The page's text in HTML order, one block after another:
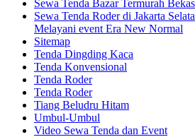
Sewa Tenda Bazar Termurah
Sewa Tenda Roder di Jakarta
Melayani event Era New Normal
Sitemap
Tenda Dingding Kaca
Tenda Konvensional
Tenda Roder
Tenda Roder
Tiang Beludru Hitam
Umbul-Umbul
Video Sewa Tenda dan Event